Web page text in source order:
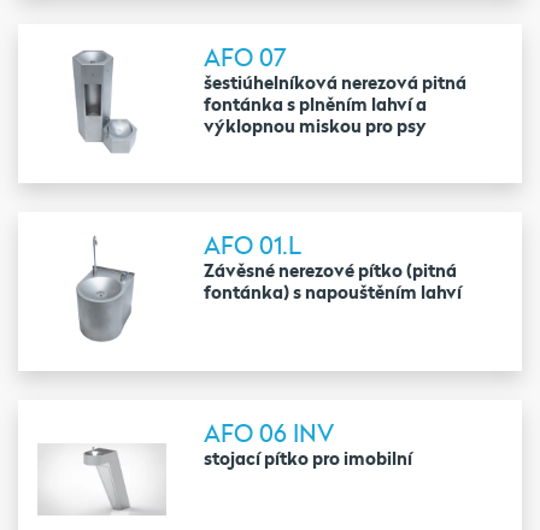
AFO 07
šestiúhelníková nerezová pitná
fontánka s plněním lahví a
výklopnou miskou pro psy
AFO 01.L
Závěsné nerezové pítko (pitná
fontánka) s napouštěním lahví
AFO 06 INV
stojací pítko pro imobilní